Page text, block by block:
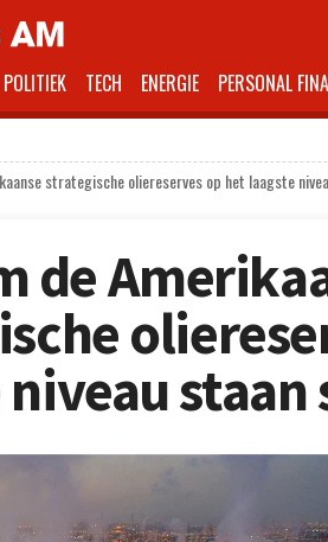
POLITIEK TECH ENERGIE PERSONAL
strategische oliereserves op het laagste
de
staan